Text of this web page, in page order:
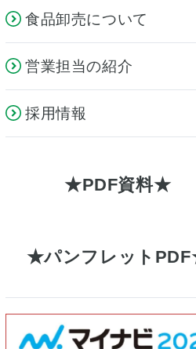
食品卸売について
営業担当の紹介
採用情報
PDF資料
パンフレットPDF